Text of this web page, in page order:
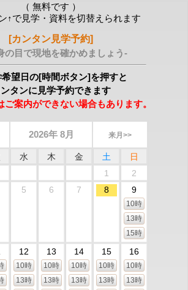
（ 無料です ）
↑で見学・資料を切替えられます
[カンタン見学予約]
の目で現地を確かめましょう-
希望日の[時間ボタン]を押すと
ンタンに見学予約できます
ご案内ができない場合もあります。
2026年 8月 来月>>
水 木 金 土
日
1
2
5 6 7 8 9
10時
13時
15時
12
10時
13時
13
10時
13時
14
10時
13時
15
10時
13時
16
10時
13時